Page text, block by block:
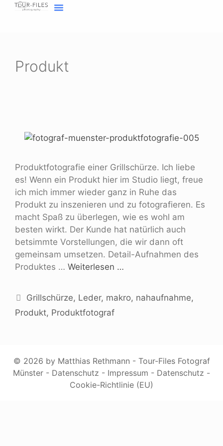
springen
Produkt
Produktfotografie einer Grillschürze. Ich liebe
es! Wenn ein Produkt hier im Studio liegt, freue
ich mich immer wieder ganz in Ruhe das
Produkt zu inszenieren und zu fotografieren. Es
macht Spaß zu überlegen, wie es wohl am
besten wirkt. Der Kunde hat natürlich auch
betsimmte Vorstellungen, die wir dann oft
gemeinsam umsetzen. Detail-Aufnahmen des
Produktes … Weiterlesen …
Grillschürze, Leder, makro, nahaufnahme,
Produkt, Produktfotograf
© 2026 by Matthias Rethmann - Tour-Files Fotograf
Münster - Datenschutz - Impressum - Datenschutz -
Cookie-Richtlinie (EU)